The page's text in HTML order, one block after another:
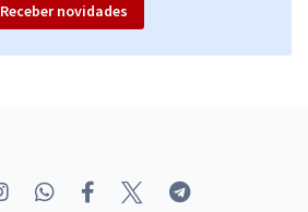
Receber novidades